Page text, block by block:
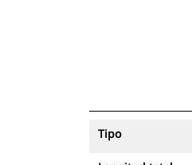
Tipo